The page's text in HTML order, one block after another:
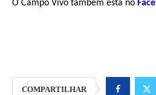
O Campo Vivo também está no
COMPARTILHAR